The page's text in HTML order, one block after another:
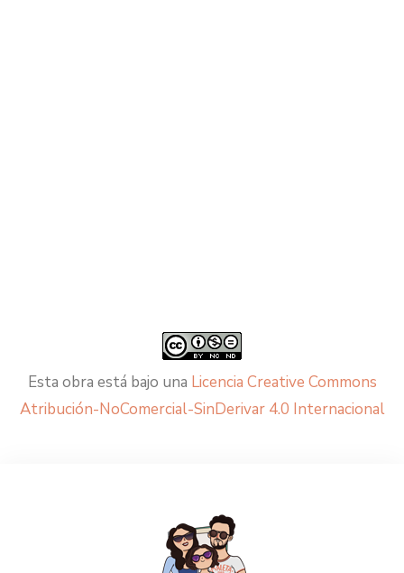
Esta obra está bajo una Licencia Creative Commons
Atribución-NoComercial-SinDerivar 4.0 Internacional